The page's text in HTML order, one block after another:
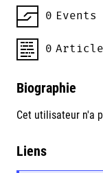
0 Events
0
Biographie
Cet utilisateur n'a
Liens